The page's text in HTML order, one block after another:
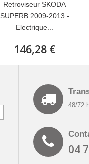
Retroviseur SKODA
SUPERB 2009-2013 -
Electrique...
146,28 €
48/72
04